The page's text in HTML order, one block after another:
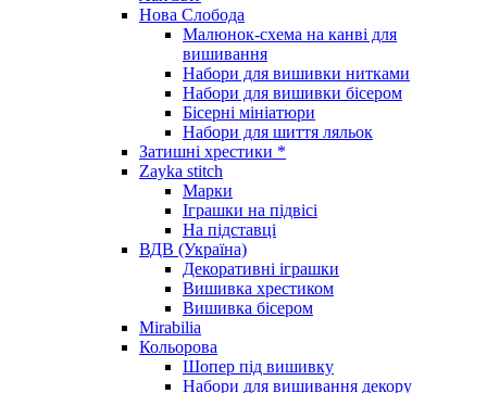
Нова Слобода
Малюнок-схема на канві для
вишивання
Набори для вишивки нитками
Набори для вишивки бісером
Бісерні мініатюри
Набори для шиття ляльок
Затишні хрестики *
Zayka stitch
Марки
Іграшки на підвісі
На підставці
ВДВ (Україна)
Декоративні іграшки
Вишивка хрестиком
Вишивка бісером
Mirabilia
Кольорова
Шопер під вишивку
Набори для вишивання декору